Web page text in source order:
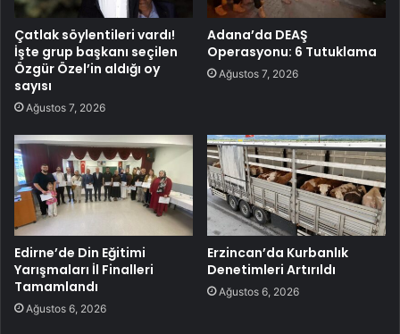
Çatlak söylentileri vardı!
İşte grup başkanı seçilen
Özgür Özel’in aldığı oy
sayısı
Ağustos 7, 2026
Adana’da DEAŞ
Operasyonu: 6 Tutuklama
Ağustos 7, 2026
Edirne’de Din Eğitimi
Yarışmaları İl Finalleri
Tamamlandı
Ağustos 6, 2026
Erzincan’da Kurbanlık
Denetimleri Artırıldı
Ağustos 6, 2026